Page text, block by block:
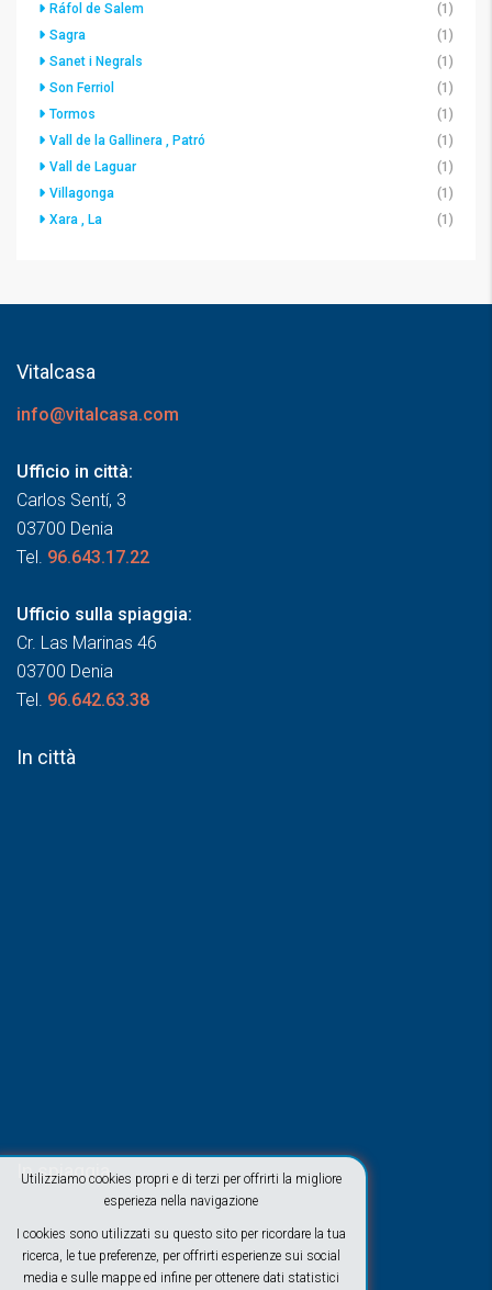
Utilizziamo cookies propri e di terzi per offrirti la migliore
esperieza nella navigazione
I cookies sono utilizzati su questo sito per ricordare la tua
ricerca, le tue preferenze, per offrirti esperienze sui social
media e sulle mappe ed infine per ottenere dati statistici
Ráfol de Salem
(1)
Sagra
(1)
Sanet i Negrals
(1)
Son Ferriol
(1)
Tormos
(1)
Vall de la Gallinera , Patró
(1)
Vall de Laguar
(1)
Villagonga
(1)
Xara , La
(1)
Vitalcasa
info@vitalcasa.com
Ufficio in città:
Carlos Sentí, 3
03700 Denia
Tel. 96.643.17.22
Ufficio sulla spiaggia:
Cr. Las Marinas 46
03700 Denia
Tel. 96.642.63.38
In città
In spiaggia